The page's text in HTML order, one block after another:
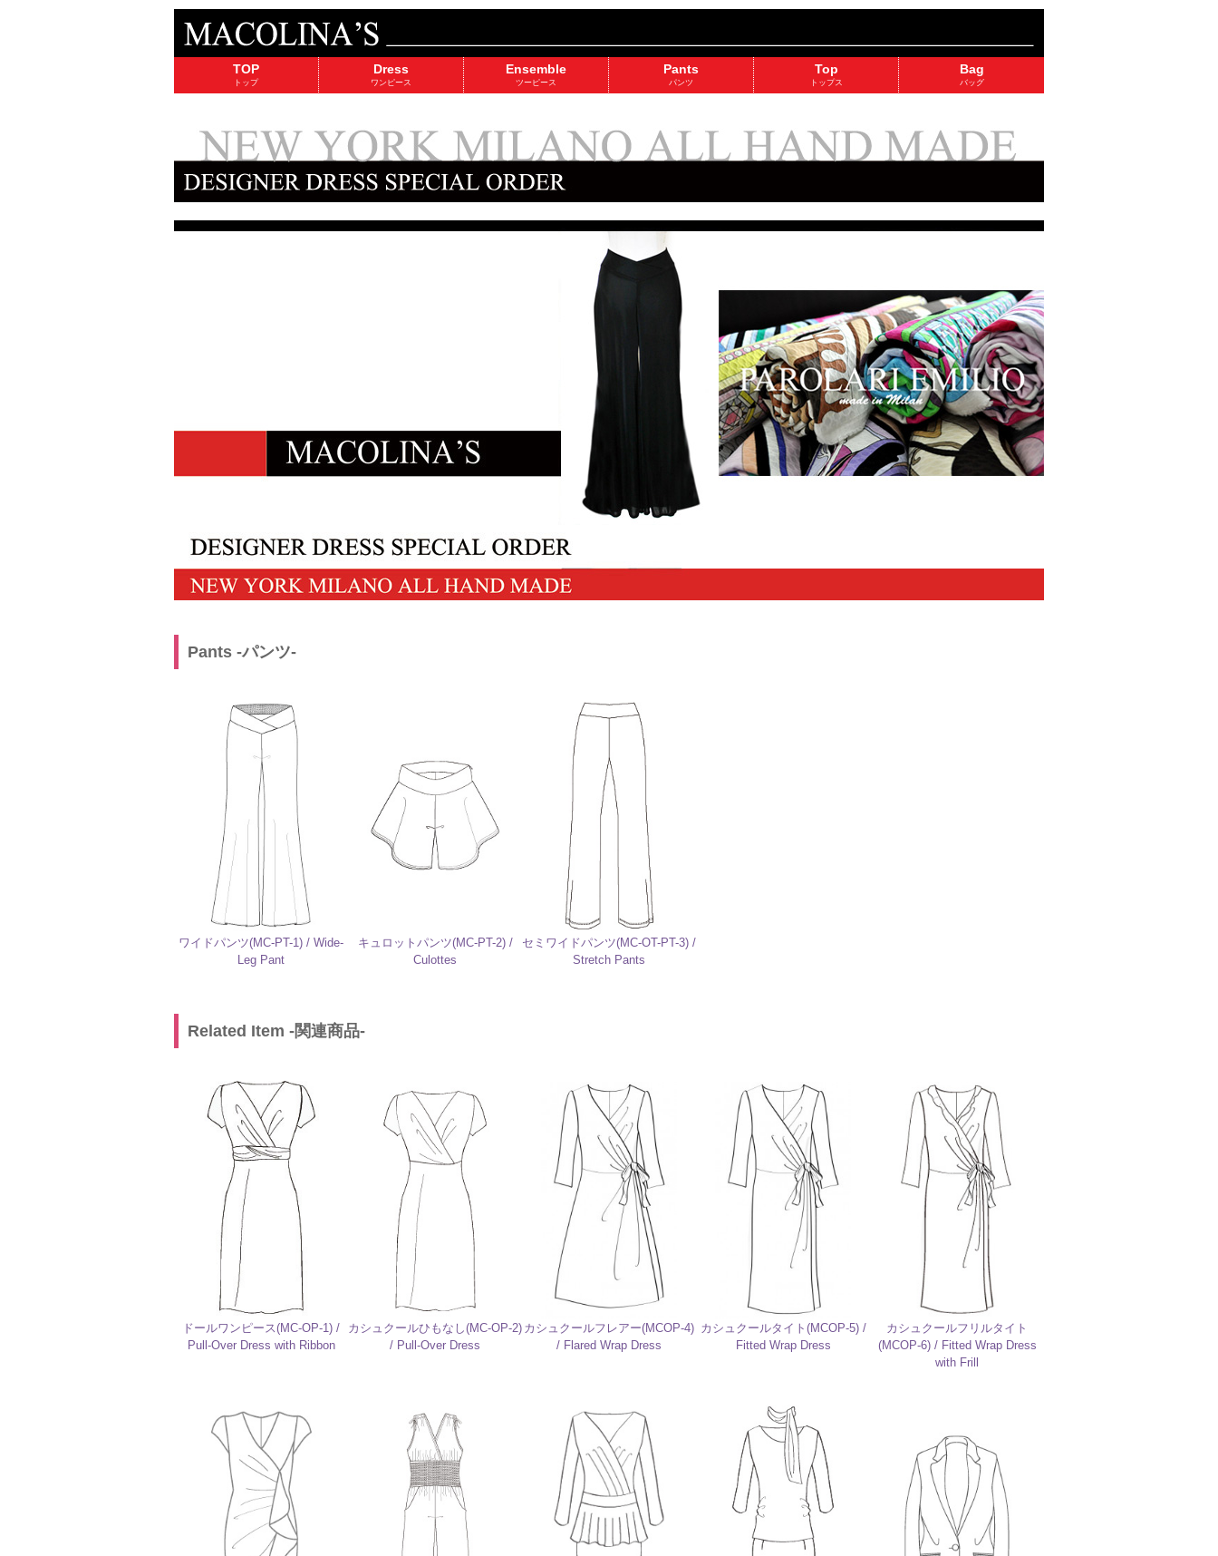
TOP
トップ
Dress
ワンピース
Ensemble
ツーピース
Pants
パンツ
Top
トップス
Bag
バッグ
Pants -パンツ-
ワイドパンツ(MC-PT-1) / Wide-
Leg Pant
キュロットパンツ(MC-PT-2) /
Culottes
セミワイドパンツ(MC-OT-PT-3) /
Stretch Pants
Related Item -関連商品-
ドールワンピース(MC-OP-1) /
Pull-Over Dress with Ribbon
カシュクールひもなし(MC-OP-2)
/ Pull-Over Dress
カシュクールフレアー(MCOP-4)
/ Flared Wrap Dress
カシュクールタイト(MCOP-5) /
Fitted Wrap Dress
カシュクールフリルタイト
(MCOP-6) / Fitted Wrap Dress
with Frill